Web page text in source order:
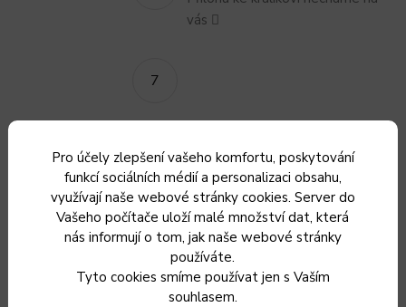
Pro účely zlepšení vašeho komfortu, poskytování
funkcí sociálních médií a personalizaci obsahu,
využívají naše webové stránky cookies. Server do
Vašeho počítače uloží malé množství dat, která
nás informují o tom, jak naše webové stránky
používáte.
Tyto cookies smíme používat jen s Vaším
souhlasem.
vás 
V receptu jsme
použili: